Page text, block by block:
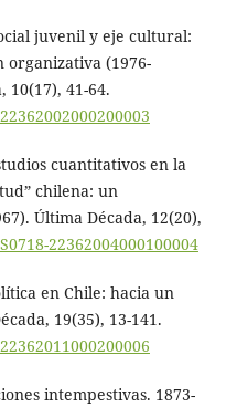
juvenil y eje cultural:
organizativa (1976-
10(17), 41-64.
cuantitativos en la
chilena: un
Última Década, 12(20),
22362004000100004
en Chile: hacia un
19(35), 13-141.
intempestivas. 1873-